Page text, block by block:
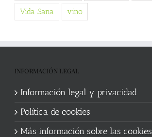
Vida Sana vino
INFORMACIÓN LEGAL
Información legal y privacidad
Política de cookies
Más información sobre las cookies